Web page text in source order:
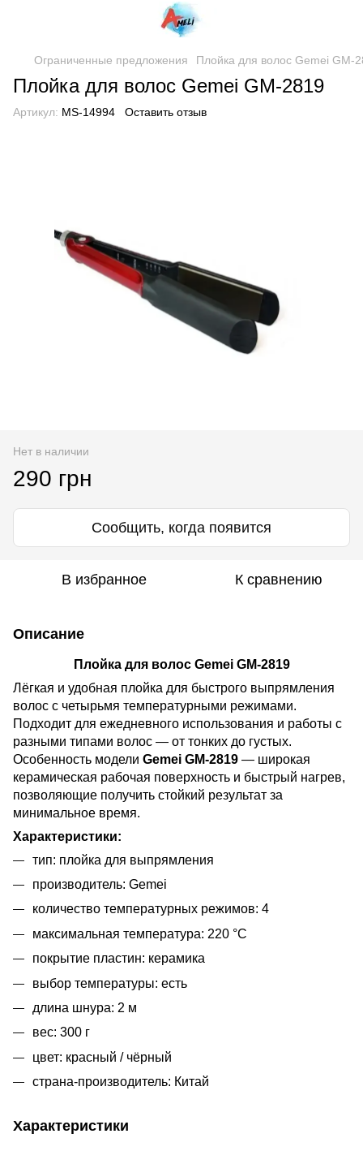
Ограниченные предложения Плойка для волос Gemei GM-
Плойка для волос Gemei GM-2819
Артикул: MS-14994 Оставить отзыв
Нет в наличии
290 грн
Сообщить, когда появится
В избранное К сравнению
Описание
Плойка для волос Gemei GM-2819
Лёгкая и удобная плойка для быстрого выпрямления
волос с четырьмя температурными режимами.
Подходит для ежедневного использования и работы с
разными типами волос — от тонких до густых.
Особенность модели Gemei GM-2819 — широкая
керамическая рабочая поверхность и быстрый нагрев,
позволяющие получить стойкий результат за
минимальное время.
Характеристики:
тип: плойка для выпрямления
производитель: Gemei
количество температурных режимов: 4
максимальная температура: 220 °C
покрытие пластин: керамика
выбор температуры: есть
длина шнура: 2 м
вес: 300 г
цвет: красный / чёрный
страна-производитель: Китай
Характеристики